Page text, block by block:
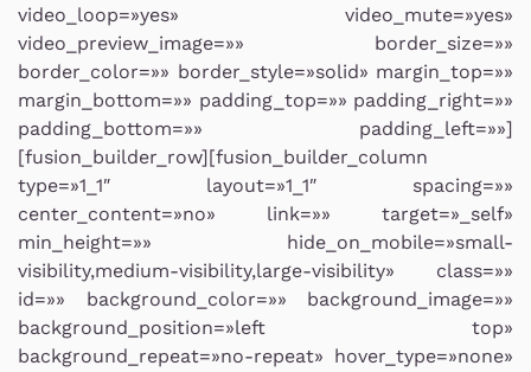
video_loop=»yes» video_mute=»yes»
video_preview_image=»» border_size=»»
border_color=»» border_style=»solid» margin_top=»»
margin_bottom=»» padding_top=»» padding_right=»»
padding_bottom=»» padding_left=»»]
[fusion_builder_row][fusion_builder_column
type=»1_1″ layout=»1_1″ spacing=»»
center_content=»no» link=»» target=»_self»
min_height=»» hide_on_mobile=»small-
visibility,medium-visibility,large-visibility» class=»»
id=»» background_color=»» background_image=»»
background_position=»left top»
background_repeat=»no-repeat» hover_type=»none»